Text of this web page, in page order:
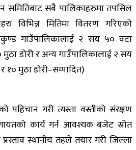
समितिबाट सबै पालिकाहरुमा तपसिल
विभिन्न मितिमा वितरण गरिएको
गाउँपालिकालाई २ सय ५० वटा
मुठा डोरी र अन्य गाउँपालिकालाई २ सय
१० मुठा डोरी–सम्पादित)
पहिचान गरी त्यस्ता वस्तीको संरक्षण
कार्य गर्न आवश्यक बजेट स्रोत
स्थानीय तहले तयार गरी जिल्ला